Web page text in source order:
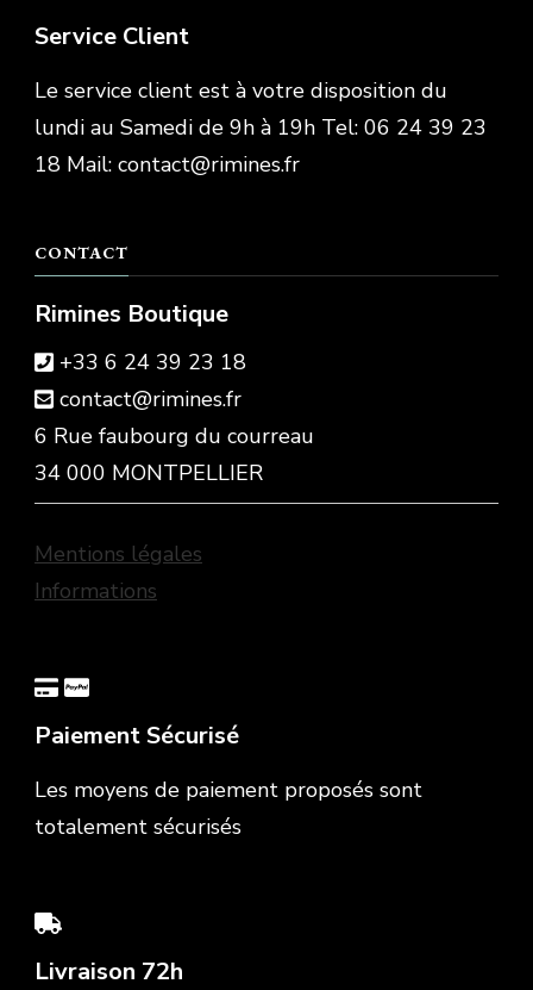
Service Client
Le service client est à votre disposition du
lundi au Samedi de 9h à 19h Tel: 06 24 39 23
18 Mail: contact@rimines.fr
CONTACT
Rimines Boutique
+33 6 24 39 23 18
contact@rimines.fr
6 Rue faubourg du courreau
34 000 MONTPELLIER
Mentions légales
Informations
Paiement Sécurisé
Les moyens de paiement proposés sont
totalement sécurisés
Livraison 72h